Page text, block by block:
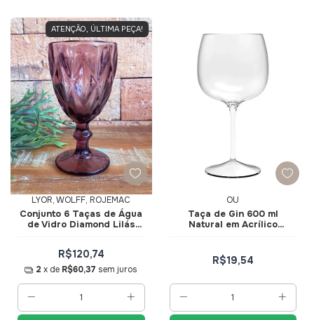
ATENÇÃO, ÚLTIMA PEÇA!
LYOR, WOLFF, ROJEMAC
Conjunto 6 Taças de Água
de Vidro Diamond Lilás
R$120,74
2 x de R$60,37 sem juros
OU
Taça de Gin 600 ml
Natural em Acrílico
R$19,54